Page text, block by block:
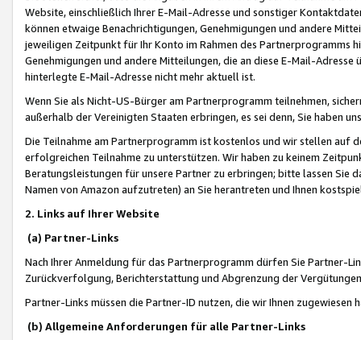
Website, einschließlich Ihrer E-Mail-Adresse und sonstiger
können etwaige Benachrichtigungen, Genehmigungen und andere
jeweiligen Zeitpunkt für Ihr Konto im Rahmen des Partnerprogramms
Genehmigungen und andere Mitteilungen, die an diese E-Mail-
hinterlegte E-Mail-Adresse nicht mehr aktuell ist.
Wenn Sie als Nicht-US-Bürger am Partnerprogramm teilnehmen,
außerhalb der Vereinigten Staaten erbringen, es sei denn, Sie haben
Die Teilnahme am Partnerprogramm ist kostenlos und wir stellen auf
erfolgreichen Teilnahme zu unterstützen. Wir haben zu keinem
Beratungsleistungen für unsere Partner zu erbringen; bitte lassen Sie
Namen von Amazon aufzutreten) an Sie herantreten und Ihnen
2. Links auf Ihrer Website
(a) Partner-Links
Nach Ihrer Anmeldung für das Partnerprogramm dürfen Sie Partner-
Zurückverfolgung, Berichterstattung und Abgrenzung der
Partner-Links müssen die Partner-ID nutzen, die wir Ihnen zugewiesen
(b) Allgemeine Anforderungen für alle Partner-Links